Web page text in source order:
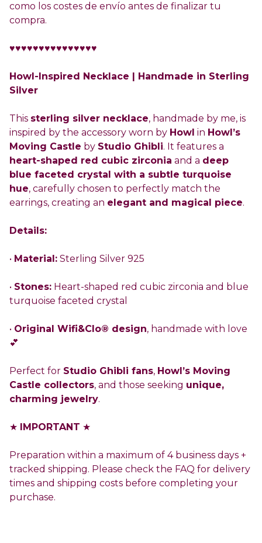
como los costes de envío antes de finalizar tu
compra.
♥♥♥♥♥♥♥♥♥♥♥♥♥♥♥
Howl-Inspired Necklace | Handmade in Sterling
Silver
This sterling silver necklace, handmade by me, is
inspired by the accessory worn by Howl in Howl’s
Moving Castle by Studio Ghibli. It features a
heart-shaped red cubic zirconia and a deep
blue faceted crystal with a subtle turquoise
hue, carefully chosen to perfectly match the
earrings, creating an elegant and magical piece.
Details:
• Material: Sterling Silver 925
• Stones: Heart-shaped red cubic zirconia and blue
turquoise faceted crystal
• Original Wifi&Clo® design, handmade with love
💕
Perfect for Studio Ghibli fans, Howl’s Moving
Castle collectors, and those seeking unique,
charming jewelry.
★ IMPORTANT ★
Preparation within a maximum of 4 business days +
tracked shipping. Please check the FAQ for delivery
times and shipping costs before completing your
purchase.